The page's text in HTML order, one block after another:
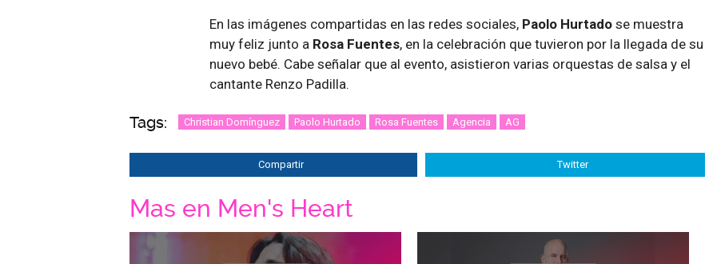
En las imágenes compartidas en las redes sociales, Paolo Hurtado se muestra
muy feliz junto a Rosa Fuentes, en la celebración que tuvieron por la llegada de su
nuevo bebé. Cabe señalar que al evento, asistieron varias orquestas de salsa y el
cantante Renzo Padilla.
Tags: Christian Domínguez Paolo Hurtado Rosa Fuentes Agencia AG
Compartir Twitter
Mas en Men's Heart